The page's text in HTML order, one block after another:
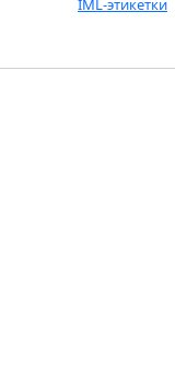
IML-этикетки